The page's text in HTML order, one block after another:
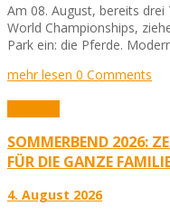
Am 08. August, bereits
World Championships,
Park ein: die Pferde.
mehr lesen 0 Comments
SOMMERBEND 2026:
FÜR DIE GANZE
4. August 2026